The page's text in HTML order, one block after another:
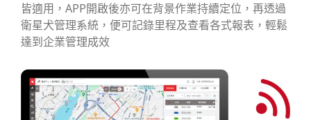
皆適用，APP開啟後亦可在背景作業持續定位，再透過
衛星犬管理系統，便可記錄里程及查看各式報表，輕鬆
達到企業管理成效